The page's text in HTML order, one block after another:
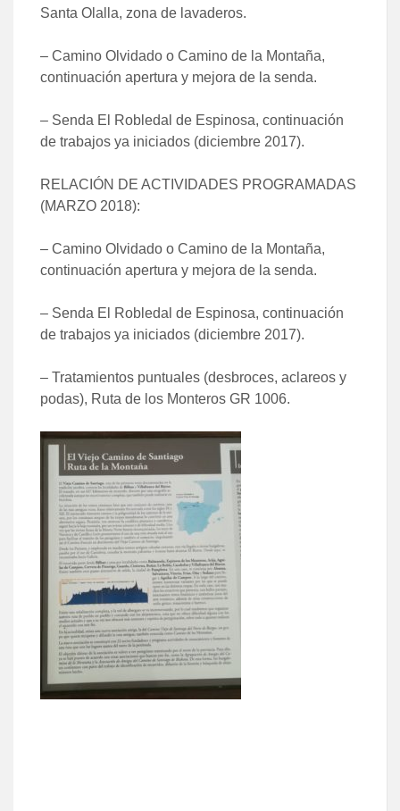
Santa Olalla, zona de lavaderos.
– Camino Olvidado o Camino de la Montaña,
continuación apertura y mejora de la senda.
– Senda El Robledal de Espinosa, continuación
de trabajos ya iniciados (diciembre 2017).
RELACIÓN DE ACTIVIDADES PROGRAMADAS
(MARZO 2018):
– Camino Olvidado o Camino de la Montaña,
continuación apertura y mejora de la senda.
– Senda El Robledal de Espinosa, continuación
de trabajos ya iniciados (diciembre 2017).
– Tratamientos puntuales (desbroces, aclareos y
podas), Ruta de los Monteros GR 1006.